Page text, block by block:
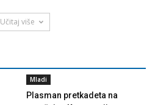
Učitaj više
Mladi
Plasman pretkadeta na